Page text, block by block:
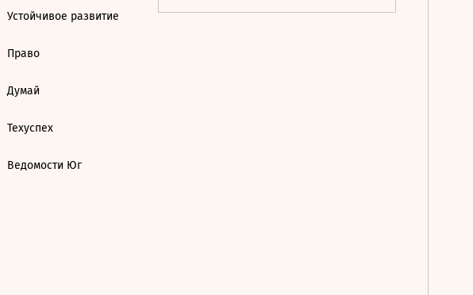
Устойчивое развитие
Право
Думай
Техуспех
Ведомости Юг